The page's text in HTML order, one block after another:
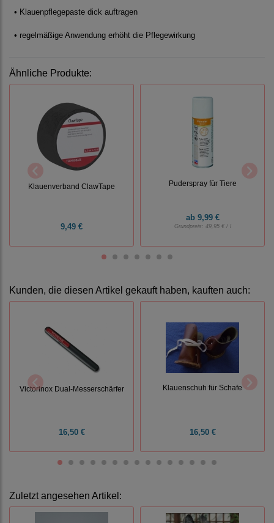
• Klauenpflegepaste dick auftragen
• regelmäßige Anwendung erhöht die Pflegewirkung
Ähnliche Produkte:
Klauenverband ClawTape
9,49 €
Puderspray für Tiere
ab9,99 €
Grundpreis: 49,95 € / l
Kunden, die diesen Artikel gekauft haben, kauften auch:
Victorinox Dual-Messerschärfer
16,50 €
Klauenschuh für Schafe
16,50 €
Zuletzt angesehen Artikel: